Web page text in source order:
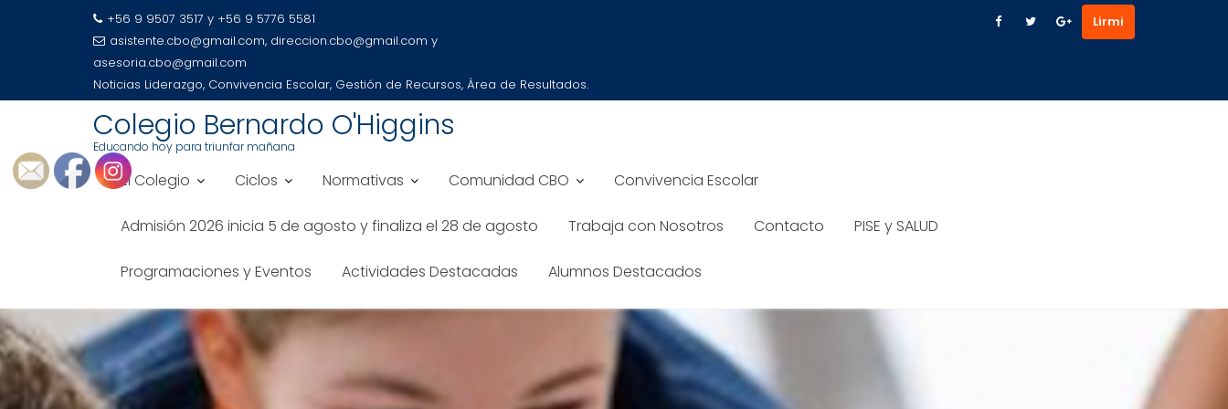
Saltar
al
contenido
+56 9 9507 3517 y +56 9 5776 5581
asistente.cbo@gmail.com, direccion.cbo@gmail.com y
asesoria.cbo@gmail.com
Noticias Liderazgo, Convivencia Escolar, Gestión de Recursos, Área de Resultados.
Lirmi
Colegio Bernardo O'Higgins
Educando hoy para triunfar mañana
El Colegio Ciclos Normativas Comunidad CBO Convivencia Escolar
Admisión 2026 inicia 5 de agosto y finaliza el 28 de agosto Trabaja con Nosotros Contacto PISE y SALUD
Programaciones y Eventos Actividades Destacadas Alumnos Destacados